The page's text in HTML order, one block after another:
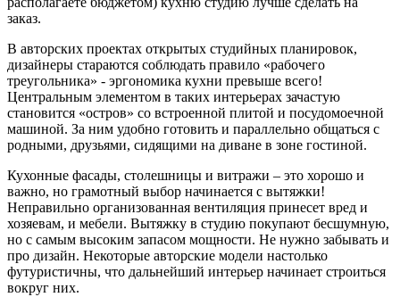
заказ.
В авторских проектах открытых студийных планировок,
дизайнеры стараются соблюдать правило «рабочего
треугольника» - эргономика кухни превыше всего!
Центральным элементом в таких интерьерах зачастую
становится «остров» со встроенной плитой и посудомоечной
машиной. За ним удобно готовить и параллельно общаться с
родными, друзьями, сидящими на диване в зоне гостиной.
Кухонные фасады, столешницы и витражи – это хорошо и
важно, но грамотный выбор начинается с вытяжки!
Неправильно организованная вентиляция принесет вред и
хозяевам, и мебели. Вытяжку в студию покупают бесшумную,
но с самым высоким запасом мощности. Не нужно забывать и
про дизайн. Некоторые авторские модели настолько
футуристичны, что дальнейший интерьер начинает строиться
вокруг них.